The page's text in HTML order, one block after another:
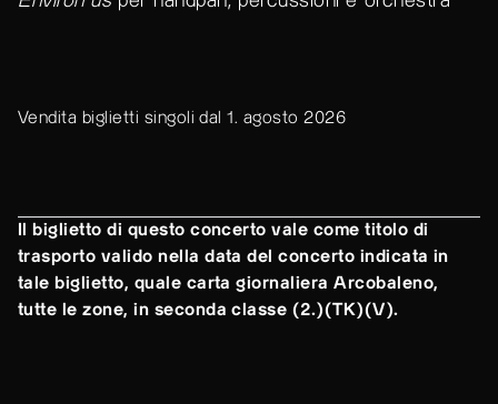
Vendita biglietti singoli dal 1. agosto 2026
Il biglietto di questo concerto vale come titolo di
trasporto valido nella data del concerto indicata in
tale biglietto, quale carta giornaliera Arcobaleno,
tutte le zone, in seconda classe (2.)(TK)(V).